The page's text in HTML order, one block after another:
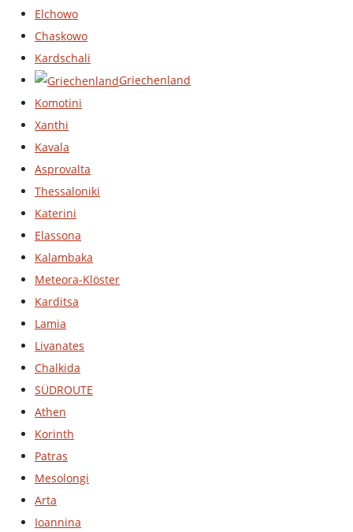
Elchowo
Chaskowo
Kardschali
Griechenland
Komotini
Xanthi
Kavala
Asprovalta
Thessaloniki
Katerini
Elassona
Kalambaka
Meteora-Klöster
Karditsa
Lamia
Livanates
Chalkida
SÜDROUTE
Athen
Korinth
Patras
Mesolongi
Arta
Ioannina